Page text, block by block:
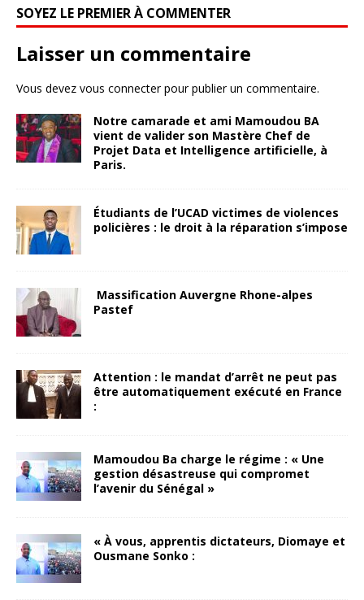
SOYEZ LE PREMIER À COMMENTER
Laisser un commentaire
Vous devez vous connecterpour publier un commentaire.
Notre camarade et ami Mamoudou BA
vient de valider son Mastère Chef de
Projet Data et Intelligence artificielle, à
Paris.
Étudiants de l’UCAD victimes de violences
policières : le droit à la réparation s’impose
Massification Auvergne Rhone-alpes
Pastef
Attention : le mandat d’arrêt ne peut pas
être automatiquement exécuté en France
:
Mamoudou Ba charge le régime : « Une
gestion désastreuse qui compromet
l’avenir du Sénégal »
« À vous, apprentis dictateurs, Diomaye et
Ousmane Sonko :